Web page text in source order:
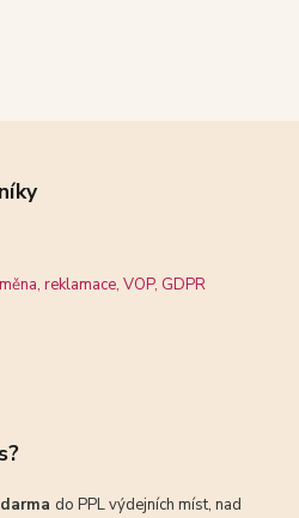
reklamace, VOP, GDPR
do PPL výdejních míst, nad